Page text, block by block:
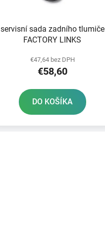
o
servisní sada zadního tlumiče
FACTORY LINKS
€47,64 bez DPH
€58,60
DO KOŠÍKA